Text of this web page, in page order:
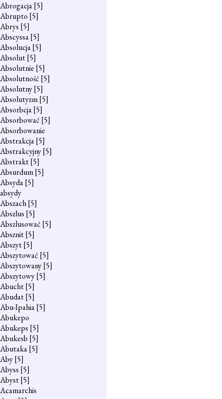
Abrogacja[5]
Abrupto [5]
Abrys [5]
Abscyssa[5]
Absolucja[5]
Absolut[5]
Absolutnie [5]
Absolutność [5]
Absolutny[5]
Absolutyzm[5]
Absorbcja[5]
Absorbować [5]
Absorbowanie
Abstrakcja[5]
Abstrakcyjny[5]
Abstrakt[5]
Absurdum[5]
Absyda[5]
absydy
Abszach[5]
Abszlus [5]
Abszlusować [5]
Absznit[5]
Abszyt[5]
Abszytować [5]
Abszytowany[5]
Abszytowy[5]
Abucht[5]
Abudat[5]
Abu-Ipahia[5]
Abukepo
Abukeps [5]
Abukesb [5]
Abutaka[5]
Aby[5]
Abyss [5]
Abyst[5]
Acamarchis